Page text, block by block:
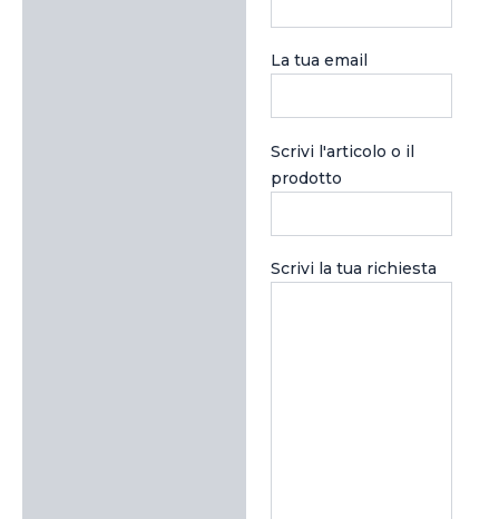
La tua email
Scrivi l'articolo o il
prodotto
Scrivi la tua richiesta